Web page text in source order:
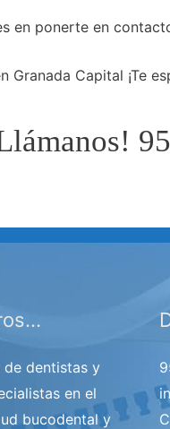
en ponerte en
Granada Capital ¡Te
de dentistas y
en el
bucodental y